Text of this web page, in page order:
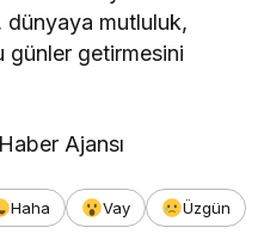
dünyaya mutluluk,
günler getirmesini
Ajansı
Haha Vay
Üzgün